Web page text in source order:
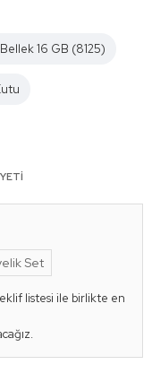
16 GB (8125)
listesi ile birlikte en